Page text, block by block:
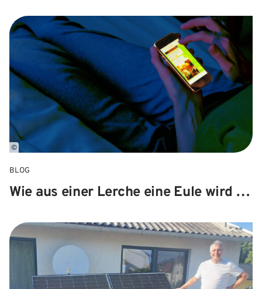
©
BLOG
Wie aus einer Lerche eine Eule wird …